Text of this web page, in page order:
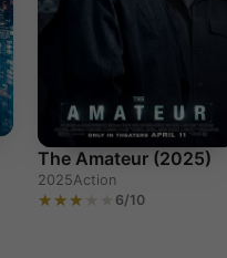
The Amateur (2025)
2025Action
6/10